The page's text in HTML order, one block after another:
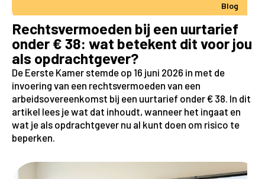
Blog
Rechtsvermoeden bij een uurtarief
onder € 38: wat betekent dit voor jou
als opdrachtgever?
De Eerste Kamer stemde op 16 juni 2026 in met de
invoering van een rechtsvermoeden van een
arbeidsovereenkomst bij een uurtarief onder € 38. In dit
artikel lees je wat dat inhoudt, wanneer het ingaat en
wat je als opdrachtgever nu al kunt doen om risico te
beperken.